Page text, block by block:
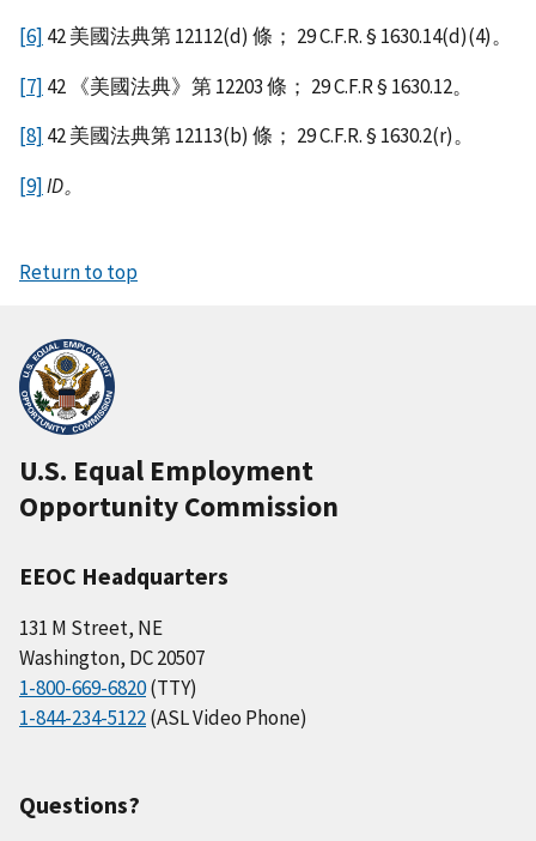
[6] 42 美國法典第 12112(d) 條； 29 C.F.R. § 1630.14(d)(4)。
[7] 42 《美國法典》第 12203 條； 29 C.F.R § 1630.12。
[8] 42 美國法典第 12113(b) 條； 29 C.F.R. § 1630.2(r)。
[9]ID。
Return to top
U.S. Equal Employment
Opportunity Commission
EEOC Headquarters
131 M Street, NE
Washington, DC 20507
1-800-669-6820(TTY)
1-844-234-5122(ASL Video Phone)
Questions?